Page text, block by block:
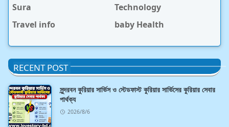
Sura
Technology
Travel info
baby Health
RECENT POST
সুন্দরবন কুরিয়ার সার্ভিস ও স্টেডফাস্ট কুরিয়ার সার্ভিসের কুরিয়ার সেবার
পার্থক্য
2026/8/6